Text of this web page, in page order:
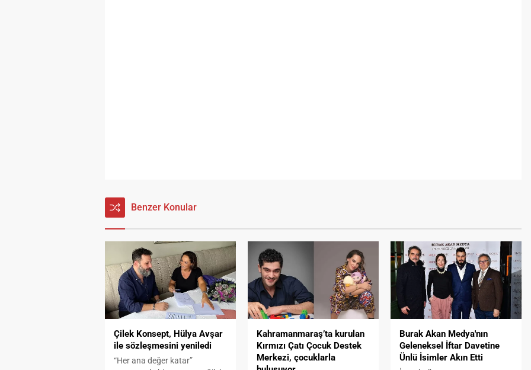
Benzer Konular
Çilek Konsept, Hülya Avşar
ile sözleşmesini yeniledi
“Her ana değer katar”
Kahramanmaraş’ta kurulan
Kırmızı Çatı Çocuk Destek
Merkezi, çocuklarla
Burak Akan Medya'nın
Geleneksel İftar Davetine
Ünlü İsimler Akın Etti